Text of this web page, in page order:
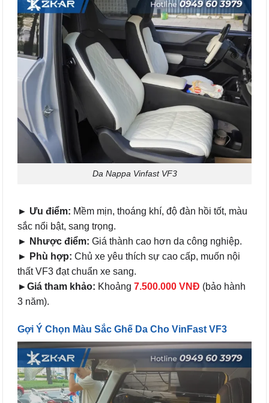
Da Nappa Vinfast VF3
► Ưu điểm: Mềm mịn, thoáng khí, độ đàn hồi tốt, màu
sắc nổi bật, sang trọng.
► Nhược điểm: Giá thành cao hơn da công nghiệp.
► Phù hợp: Chủ xe yêu thích sự cao cấp, muốn nội
thất VF3 đạt chuẩn xe sang.
►Giá tham khảo: Khoảng 7.500.000 VNĐ (bảo hành
3 năm).
Gợi Ý Chọn Màu Sắc Ghế Da Cho VinFast VF3